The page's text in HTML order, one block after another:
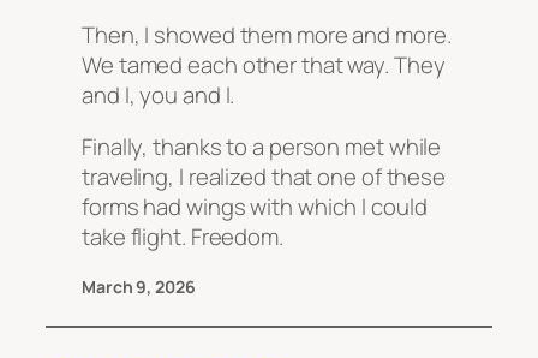
Then, I showed them more and more.
We tamed each other that way. They
and I, you and I.
Finally, thanks to a person met while
traveling, I realized that one of these
forms had wings with which I could
take flight. Freedom.
March 9, 2026